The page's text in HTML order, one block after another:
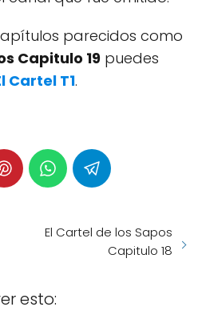
parecidos como
Capitulo 19 puedes
Cartel T1.
El Cartel de los Sapos
Capitulo 18
esto: